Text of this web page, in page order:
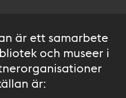
är ett samarbete
och museer i
är: